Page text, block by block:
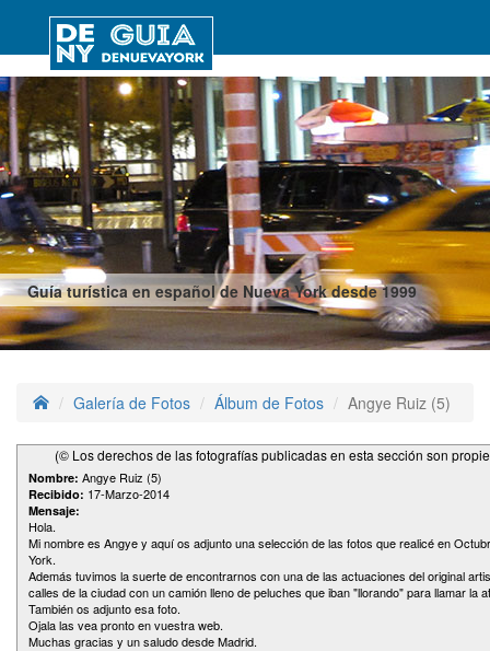
Guía turística en español de Nueva York desde 1999
Galería de Fotos Álbum de Fotos Angye Ruiz (5)
(© Los derechos de las fotografías publicadas en esta sección son
Nombre: Angye Ruiz (5)
Recibido: 17-Marzo-2014
Mensaje:
Hola.
Mi nombre es Angye y aquí os adjunto una selección de las fotos que realicé en
York.
Además tuvimos la suerte de encontrarnos con una de las actuaciones del original
calles de la ciudad con un camión lleno de peluches que iban "llorando" para llamar la
También os adjunto esa foto.
Ojala las vea pronto en vuestra web.
Muchas gracias y un saludo desde Madrid.